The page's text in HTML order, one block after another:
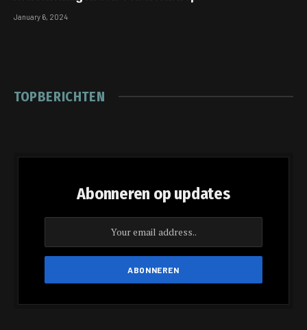
January 6, 2024
TOPBERICHTEN
Abonneren op updates